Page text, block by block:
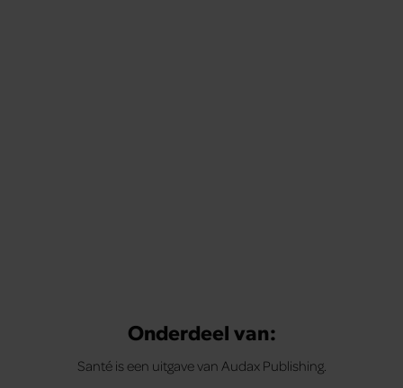
Onderdeel van:
Santé is een uitgave van Audax Publishing.